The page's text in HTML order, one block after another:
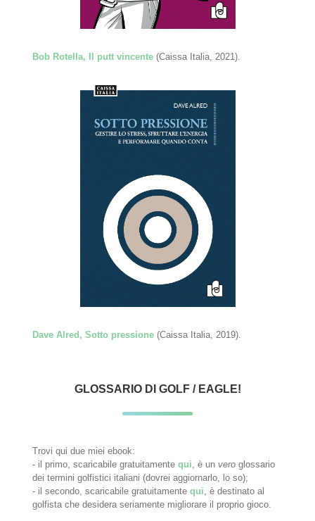
Bob Rotella, Il putt vincente (Caissa Italia, 2021).
Dave Alred, Sotto pressione (Caissa Italia, 2019).
GLOSSARIO DI GOLF / EAGLE!
Trovi qui due miei ebook:
- il primo, scaricabile gratuitamentequi, è unvero glossario
dei termini golfistici italiani (dovrei aggiornarlo, lo so);
- il secondo, scaricabile gratuitamentequi, è destinato al
golfista che desidera seriamente migliorare il proprio gioco.